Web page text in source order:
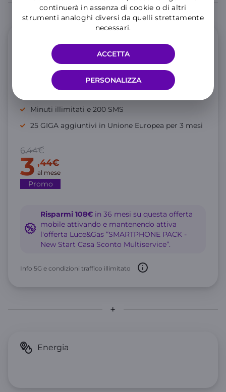
continuerà in assenza di cookie o di altri
strumenti analoghi diversi da quelli strettamente
necessari.
PERSONALIZZA
ACCETTA
WINDTRE Mobile online
Offerta Mobile
GIGA illimitati in 5G Full Speed
Minuti illimitati e 200 SMS
25 GIGA aggiuntivi in Unione Europea per 3 mesi
6,44€
3 ,44€
al mese
Promo
Risparmi 108€ in 36 mesi su questa offerta
mobile attivando e mantenendo attiva
l'offerta Luce&Gas “SMARTPHONE PACK -
New Start Casa Sconto Multiservice”.
Info 5G e condizioni traffico illimitato